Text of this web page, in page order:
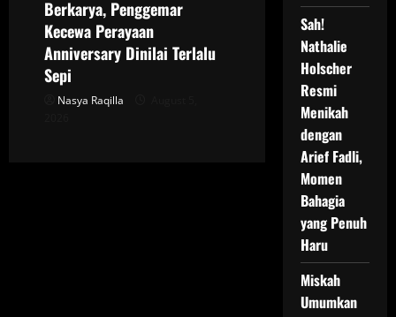
Berkarya, Penggemar
Kecewa Perayaan
Anniversary Dinilai Terlalu
Sepi
Nasya Raqilla
Sah!
Nathalie
Holscher
Resmi
Menikah
dengan
Arief Fadli,
Momen
Bahagia
yang Penuh
Haru
Miskah
Umumkan